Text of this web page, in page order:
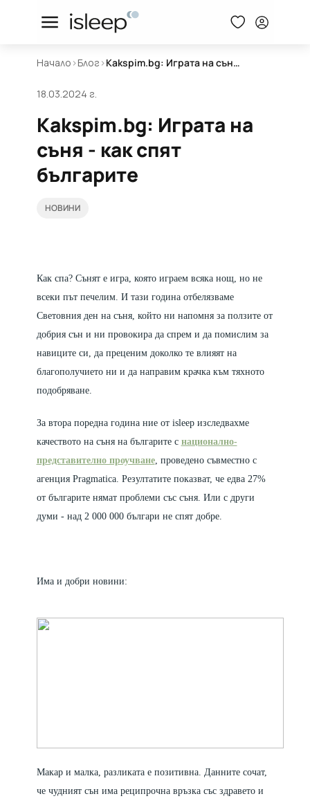
Начало >Блог > Kakspim.bg: Играта на съня - как спят българите
18.03.2024 г.
Kakspim.bg: Играта на
съня - как спят
българите
НОВИНИ
Как спа? Сънят е игра, която играем всяка нощ, но не
всеки път печелим. И тази година отбелязваме
Световния ден на съня, който ни напомня за ползите от
добрия сън и ни провокира да спрем и да помислим за
навиците си, да преценим доколко те влияят на
благополучието ни и да направим крачка към тяхното
подобряване.
За втора поредна година ние от isleep изследвахме
качеството на съня на българите с национално-
представително проучване, проведено съвместно с
агенция Pragmatica. Резултатите показват, че едва 27%
от българите нямат проблеми със съня. Или с други
думи - над 2 000 000 българи не спят добре.
Има и добри новини:
Макар и малка, разликата е позитивна. Данните сочат,
че чудният сън има реципрочна връзка със здравето и